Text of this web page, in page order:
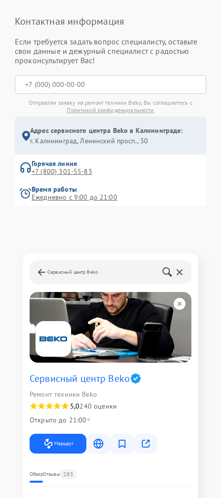
Контактная информация
Если требуется задать вопрос специалисту, оставьте
свои данные и дежурный специалист с радостью
проконсультирует Вас!
Отправляя заявку на ремонт техники Beko, Вы соглашаетесь с
Политикой конфиденциальности
Адрес сервисного центра Beko в Калининграде:
г. Калининград, Ленинский просп., 30
Горячая линия
+7 (800) 301-55-83
Время работы
Ежедневно с 9:00 до 21:00
Сервисный центр Beko
Сервисный центр Beko
Ремонт техники Beko
5,0240 оценки
Открыто до 21:00
Маршрут
ОбзорОтзывы 285